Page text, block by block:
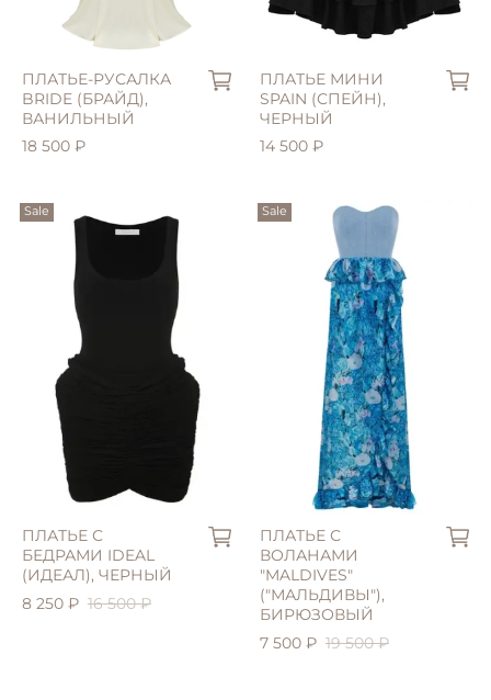
S (42)
ПЛАТЬЕ-РУСАЛКА
BRIDE (БРАЙД),
ВАНИЛЬНЫЙ
18 500 ₽
S (42)
ПЛАТЬЕ МИНИ
SPAIN (СПЕЙН),
ЧЕРНЫЙ
14 500 ₽
Sale
S (42)
ПЛАТЬЕ С
БЕДРАМИ IDEAL
(ИДЕАЛ), ЧЕРНЫЙ
8 250 ₽ 16 500 ₽
Sale
M (44)
L (46)
ПЛАТЬЕ С
ВОЛАНАМИ
"MALDIVES"
("МАЛЬДИВЫ"),
БИРЮЗОВЫЙ
7 500 ₽ 19 500 ₽